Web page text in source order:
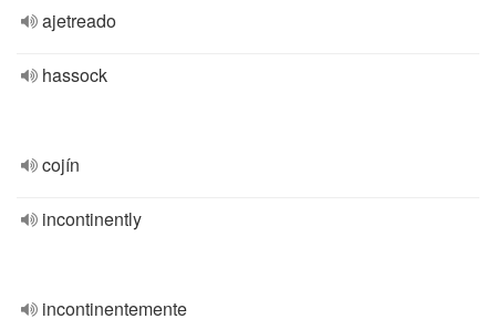
ajetreado
hassock
cojín
incontinently
incontinentemente